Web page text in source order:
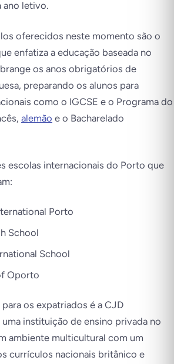
ano letivo.
oferecidos neste momento são o
enfatiza a educação baseada no
os anos obrigatórios de
preparando os alunos para
como o IGCSE e o Programa do
alemão e o Bacharelado
escolas internacionais do Porto que
Porto
School
School
Oporto
os expatriados é a CJD
instituição de ensino privada no
ambiente multicultural com um
currículos nacionais britânico e